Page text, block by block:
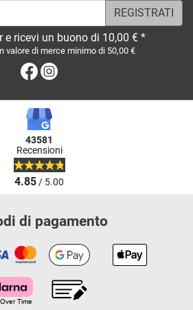
e ricevi un buono di 10,00 € *
valore di merce minimo di 50,00 €
Facebook
43581
Recensioni
4.85/ 5.00
di pagamento